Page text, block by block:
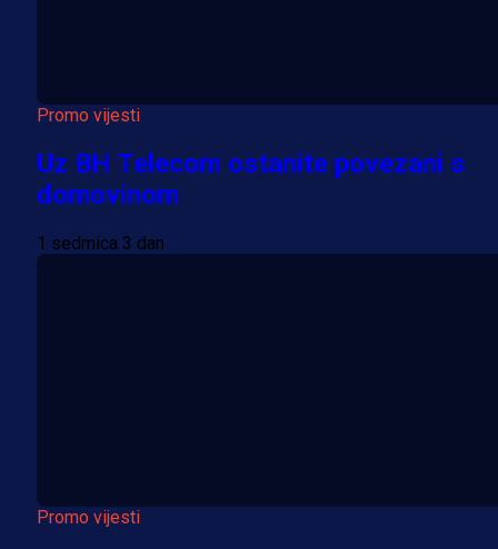
Promo vijesti
Uz BH Telecom ostanite povezani s
domovinom
1 sedmica 3 dan
Promo vijesti